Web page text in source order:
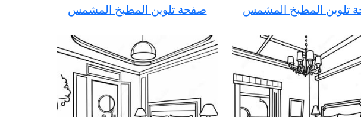
صفحة تلوين المطبخ المشمس تلوين المطبخ المشمس